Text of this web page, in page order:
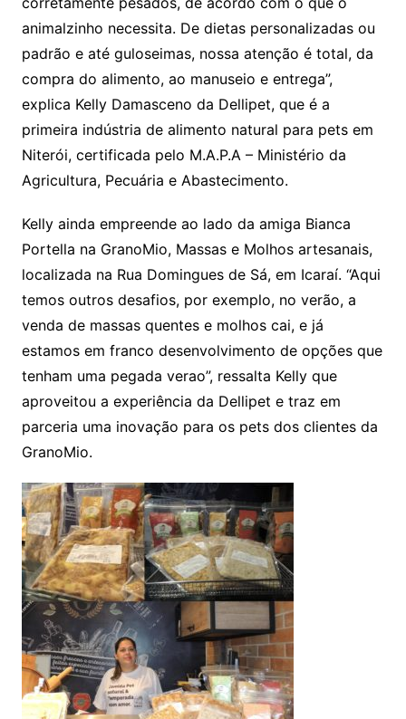
animalzinho necessita. De dietas personalizadas ou
padrão e até guloseimas, nossa atenção é total, da
compra do alimento, ao manuseio e entrega”,
explica Kelly Damasceno da Dellipet, que é a
primeira indústria de alimento natural para pets em
Niterói, certificada pelo M.A.P.A – Ministério da
Agricultura, Pecuária e Abastecimento.
Kelly ainda empreende ao lado da amiga Bianca
Portella na GranoMio, Massas e Molhos artesanais,
localizada na Rua Domingues de Sá, em Icaraí. “Aqui
temos outros desafios, por exemplo, no verão, a
venda de massas quentes e molhos cai, e já
estamos em franco desenvolvimento de opções que
tenham uma pegada verao”, ressalta Kelly que
aproveitou a experiência da Dellipet e traz em
parceria uma inovação para os pets dos clientes da
GranoMio.